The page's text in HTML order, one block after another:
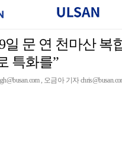
일 문 연 천마산 복
특화를”
, 오금아 기자